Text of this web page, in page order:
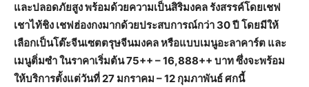
และปลอดภัยสูง พร้อมด้วยความเป็นสิริมงคล รังสรรค์โดยเชฟ
เชาไท้ชิง เชฟฮ่องกงมากด้วยประสบการณ์กว่า 30 ปี โดยมีให้
เลือกเป็นโต๊ะจีนเซตตรุษจีนมงคล หรือแบบเมนูอะลาคาร์ต และ
เมนูติ่มซำ ในราคาเริ่มต้น 75++ – 16,888++ บาท ซึ่งจะพร้อม
ให้บริการตั้งแต่วันที่ 27 มกราคม – 12 กุมภาพันธ์ ศกนี้